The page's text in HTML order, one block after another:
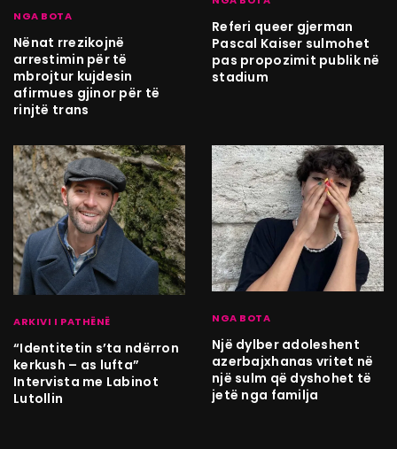
NGA BOTA
Nënat rrezikojnë
arrestimin për të
mbrojtur kujdesin
afirmues gjinor për të
rinjtë trans
Referi queer gjerman
Pascal Kaiser sulmohet
pas propozimit publik në
stadium
ARKIVI I PATHËNË
“Identitetin s’ta ndërron
kerkush – as lufta”
Intervista me Labinot
Lutollin
NGA BOTA
Një dylber adoleshent
azerbajxhanas vritet në
një sulm që dyshohet të
jetë nga familja